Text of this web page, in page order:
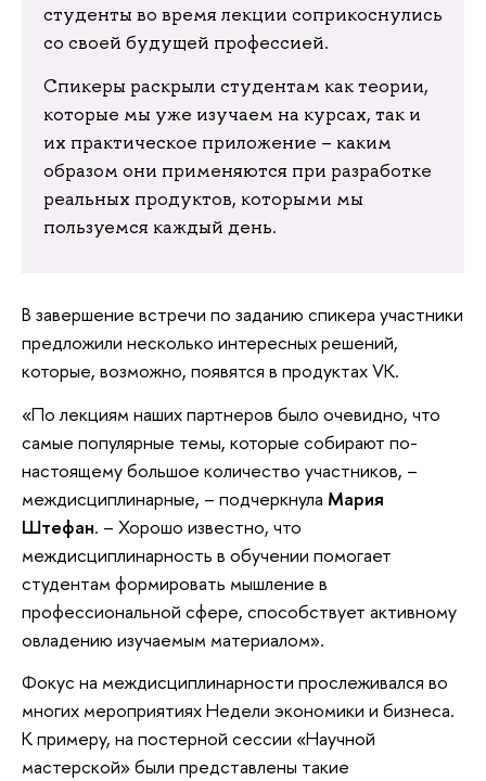
студенты во время лекции соприкоснулись
со своей будущей профессией.
Спикеры раскрыли студентам как теории,
которые мы уже изучаем на курсах, так и
их практическое приложение – каким
образом они применяются при разработке
реальных продуктов, которыми мы
пользуемся каждый день.
В завершение встречи по заданию спикера участники
предложили несколько интересных решений,
которые, возможно, появятся в продуктах VK.
«По лекциям наших партнеров было очевидно, что
самые популярные темы, которые собирают по-
настоящему большое количество участников, –
междисциплинарные, – подчеркнула Мария
Штефан. – Хорошо известно, что
междисциплинарность в обучении помогает
студентам формировать мышление в
профессиональной сфере, способствует активному
овладению изучаемым материалом».
Фокус на междисциплинарности прослеживался во
многих мероприятиях Недели экономики и бизнеса.
К примеру, на постерной сессии «Научной
мастерской» были представлены такие